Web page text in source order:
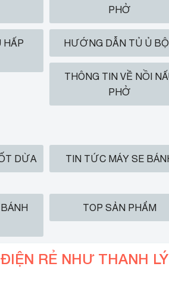
PHỞ
HẤP
HƯỚNG DẪN TỦ Ủ
THÔNG TIN VỀ NỒI
PHỞ
DỪA TIN TỨC MÁY SE
TOP SẢN PHẨM
RẺ NHƯ THANH